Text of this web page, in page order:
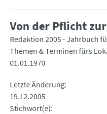
Von der Pflicht
Redaktion 2005 - Jahrbuch
Themen & Terminen fürs
01.01.1970
Letzte Änderung
19.12.2005
Stichwort(e)